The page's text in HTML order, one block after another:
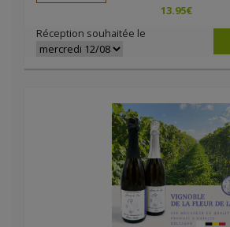
13.95€
Réception souhaitée le